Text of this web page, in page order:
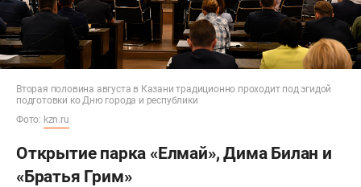
Вторая половина августа в Казани традиционно проходит под эгидой
подготовки ко Дню города и республики
Фото: kzn.ru
Открытие парка «Елмай», Дима Билан и
«Братья Грим»